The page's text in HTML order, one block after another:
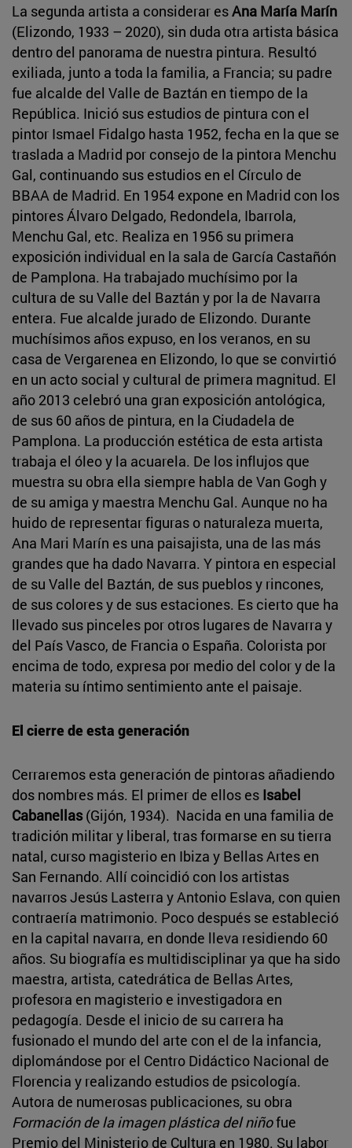
La segunda artista a considerar esAna María Marín
(Elizondo, 1933 – 2020), sin duda otra artista básica
dentro del panorama de nuestra pintura. Resultó
exiliada, junto a toda la familia, a Francia; su padre
fue alcalde del Valle de Baztán en tiempo de la
República. Inició sus estudios de pintura con el
pintor Ismael Fidalgo hasta 1952, fecha en la que se
traslada a Madrid por consejo de la pintora Menchu
Gal, continuando sus estudios en el Círculo de
BBAA de Madrid. En 1954 expone en Madrid con los
pintores Álvaro Delgado, Redondela, Ibarrola,
Menchu Gal, etc. Realiza en 1956 su primera
exposición individual en la sala de García Castañón
de Pamplona. Ha trabajado muchísimo por la
cultura de su Valle del Baztán y por la de Navarra
entera. Fue alcalde jurado de Elizondo. Durante
muchísimos años expuso, en los veranos, en su
casa de Vergarenea en Elizondo, lo que se convirtió
en un acto social y cultural de primera magnitud. El
año 2013 celebró una gran exposición antológica,
de sus 60 años de pintura, en la Ciudadela de
Pamplona. La producción estética de esta artista
trabaja el óleo y la acuarela. De los influjos que
muestra su obra ella siempre habla de Van Gogh y
de su amiga y maestra Menchu Gal. Aunque no ha
huido de representar figuras o naturaleza muerta,
Ana Mari Marín es una paisajista, una de las más
grandes que ha dado Navarra. Y pintora en especial
de su Valle del Baztán, de sus pueblos y rincones,
de sus colores y de sus estaciones. Es cierto que ha
llevado sus pinceles por otros lugares de Navarra y
del País Vasco, de Francia o España. Colorista por
encima de todo, expresa por medio del color y de la
materia su íntimo sentimiento ante el paisaje.
El cierre de esta generación
Cerraremos esta generación de pintoras añadiendo
dos nombres más. El primer de ellos es Isabel
Cabanellas(Gijón, 1934). Nacida en una familia de
tradición militar y liberal, tras formarse en su tierra
natal, curso magisterio en Ibiza y Bellas Artes en
San Fernando. Allí coincidió con los artistas
navarros Jesús Lasterra y Antonio Eslava, con quien
contraería matrimonio. Poco después se estableció
en la capital navarra, en donde lleva residiendo 60
años. Su biografía es multidisciplinar ya que ha sido
maestra, artista, catedrática de Bellas Artes,
profesora en magisterio e investigadora en
pedagogía. Desde el inicio de su carrera ha
fusionado el mundo del arte con el de la infancia,
diplomándose por el Centro Didáctico Nacional de
Florencia y realizando estudios de psicología.
Autora de numerosas publicaciones, su obra
Formación de la imagen plástica del niñofue
Premio del Ministerio de Cultura en 1980. Su labor